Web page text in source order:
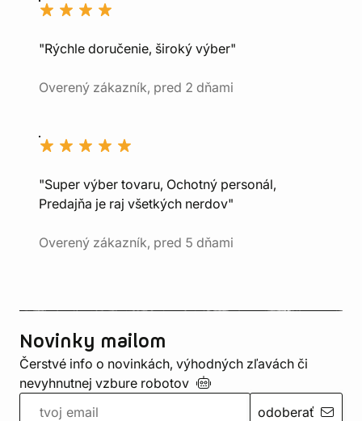
"Rýchle doručenie, široký výber"
Overený zákazník, pred 2 dňami
"Super výber tovaru, Ochotný personál,
Predajňa je raj všetkých nerdov"
Overený zákazník, pred 5 dňami
Novinky mailom
Čerstvé info o novinkách, výhodných zľavách či
nevyhnutnej vzbure robotov
odoberať